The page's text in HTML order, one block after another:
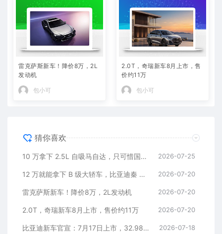
雷克萨斯新车！降价8万，2L
发动机
包小可
2.0T，奇瑞新车8月上市，售
价约11万
包小可
猜你喜欢
10 万拿下 2.5L 自吸马自达，只可惜国内暂时没份 2026-07-25
12 万就能拿下 B 级大轿车，比亚迪秦 MAX 直接打乱合资定价逻辑 2026-07-20
雷克萨斯新车！降价8万，2L发动机 2026-07-20
2.0T，奇瑞新车8月上市，售价约11万 2026-07-20
比亚迪新车官宣：7月17日上市，32.98万元 2026-07-18